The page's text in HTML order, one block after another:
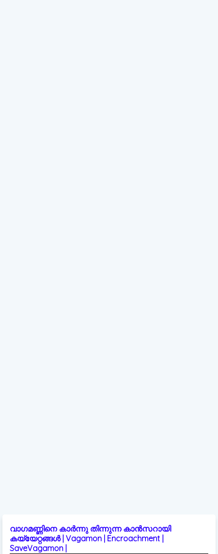
വാഗമണ്ണിനെ കാർന്നു തിന്നുന്ന കാൻസറായി
കയ്യേറ്റങ്ങൾ | Vagamon | Encroachment |
SaveVagamon |